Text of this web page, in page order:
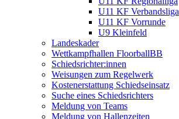
U11 KF Verbandsliga
U11 KF Vorrunde
U9 Kleinfeld
Landeskader
Wettkampfhallen FloorballBB
Schiedsrichter:innen
Weisungen zum Regelwerk
Kostenerstattung Schiedseinsatz
Suche eines Schiedsrichters
Meldung von Teams
Meldung von Hallenzeiten